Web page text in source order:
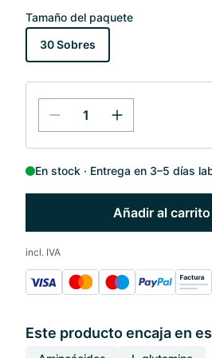
Tamaño del paquete
30 Sobres
En stock Entrega en 3–5 días
Añadir al carrito
incl. IVA
Este producto encaja en